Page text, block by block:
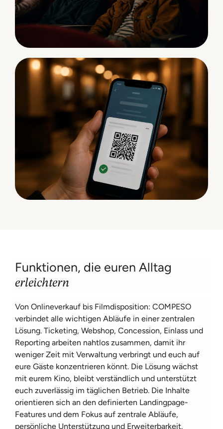
Funktionen, die euren Alltag
erleichtern
Von Onlineverkauf bis Filmdisposition: COMPESO
verbindet alle wichtigen Abläufe in einer zentralen
Lösung. Ticketing, Webshop, Concession, Einlass und
Reporting arbeiten nahtlos zusammen, damit ihr
weniger Zeit mit Verwaltung verbringt und euch auf
eure Gäste konzentrieren könnt. Die Lösung wächst
mit eurem Kino, bleibt verständlich und unterstützt
euch zuverlässig im täglichen Betrieb. Die Inhalte
orientieren sich an den definierten Landingpage-
Features und dem Fokus auf zentrale Abläufe,
persönliche Unterstützung und Erweiterbarkeit.